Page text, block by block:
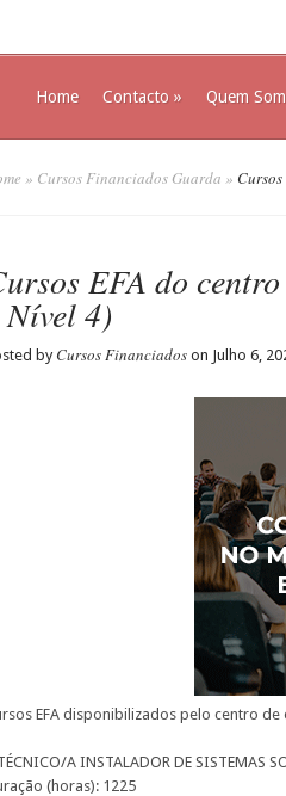
Home Contacto » Quem
» Cursos Financiados Guarda »
EFA do
Nível 4)
byCursos Financiados on Julho 6,
EFA disponibilizados pelo centro de
A INSTALADOR DE SISTEMAS
(horas): 1225